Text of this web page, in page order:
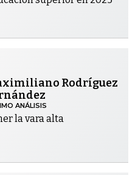
Rodríguez
ANÁLISIS
la vara alta